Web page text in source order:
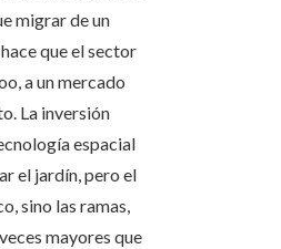
migrar de un
que el sector
a un mercado
La inversión
espacial
el jardín, pero el
sino las ramas,
mayores que